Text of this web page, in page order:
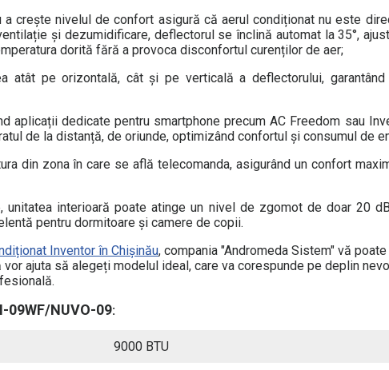
a crește nivelul de confort asigură că aerul condiționat nu este
și dezumidificare, deflectorul se înclină automat la 35°,
dorită fără a provoca disconfortul curenților de aer;
atât pe orizontală, cât și pe verticală a deflectorului,
aplicații dedicate pentru smartphone precum AC Freedom sau
de la distanță, de oriunde, optimizând confortul și consumul de
din zona în care se află telecomanda, asigurând un confort
unitatea interioară poate atinge un nivel de zgomot de doar 20
pentru dormitoare și camere de copii.
Inventor în Chișinău, compania "Andromeda Sistem" vă
ajuta să alegeți modelul ideal, care va corespunde pe deplin
NUVO-09:
9000 BTU